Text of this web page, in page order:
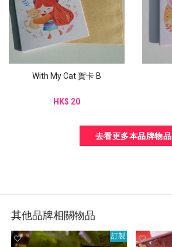
With My Cat 賀卡 B
HK$ 20
去看更多本品牌物品
其他品牌相關物品
訂製